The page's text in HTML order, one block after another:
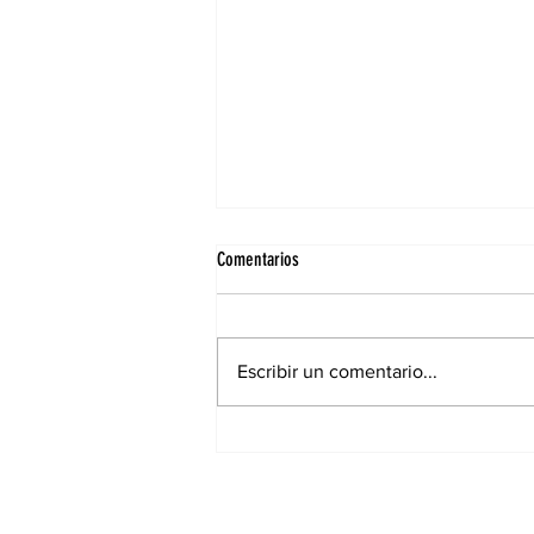
Comentarios
Escribir un comentario...